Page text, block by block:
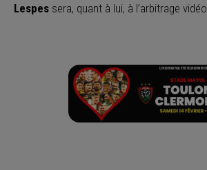
Lespes sera, quant à lui, à l’arbitrage vidéo.